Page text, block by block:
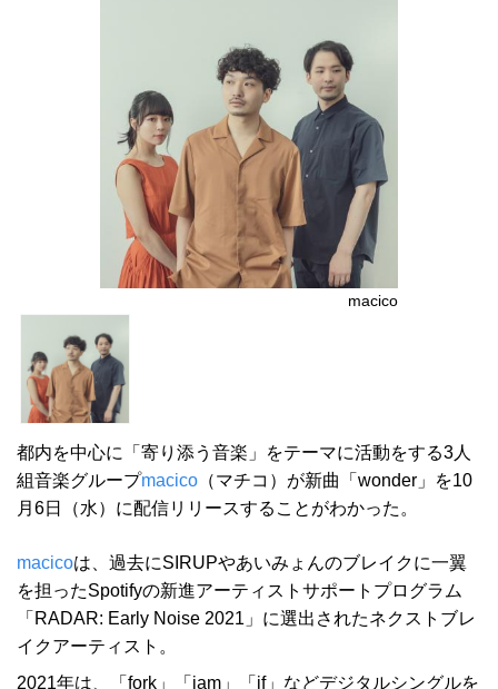
macico
都内を中心に「寄り添う音楽」をテーマに活動をする3人
組音楽グループmacico （マチコ）が新曲「wonder」を10
月6日（水）に配信リリースすることがわかった。
macicoは、過去にSIRUPやあいみょんのブレイクに一翼
を担ったSpotifyの新進アーティストサポートプログラム
「RADAR: Early Noise 2021」に選出されたネクストブレ
イクアーティスト。
2021年は、「fork」「jam」「if」などデジタルシングルを